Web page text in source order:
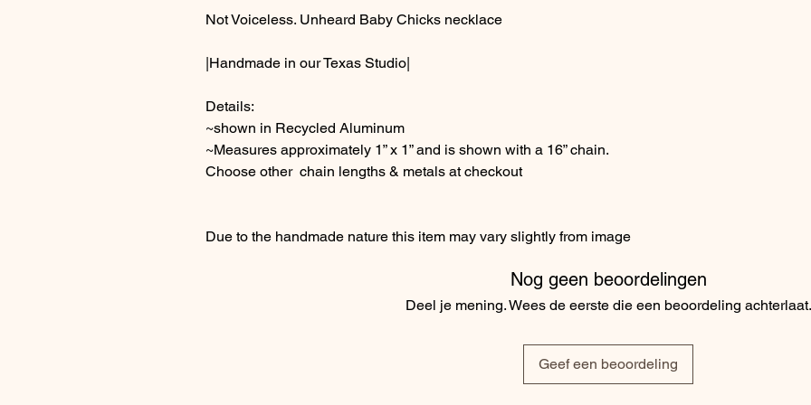
Not Voiceless. Unheard Baby Chicks necklace
|Handmade in our Texas Studio|
Details:
~shown in Recycled Aluminum
~Measures approximately 1” x 1” and is shown with a 16” chain.
Choose other chain lengths & metals at checkout
Due to the handmade nature this item may vary slightly from image
Nog geen beoordelingen
Deel je mening. Wees de eerste die een beoordeling achterlaat.
Geef een beoordeling